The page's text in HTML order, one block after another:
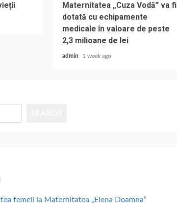
Maternitatea „Cuza Vodă” va fi
dotată cu echipamente
medicale în valoare de peste
2,3 milioane de lei
admin 1 week ago
femeii la Maternitatea „Elena Doamna”